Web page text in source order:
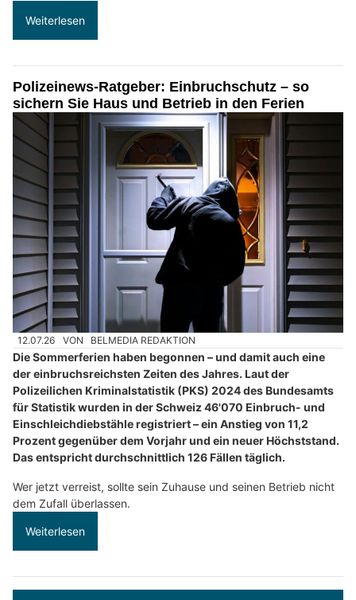
Weiterlesen
Polizeinews-Ratgeber: Einbruchschutz – so
sichern Sie Haus und Betrieb in den Ferien
12.07.26 VON BELMEDIA REDAKTION
Die Sommerferien haben begonnen – und damit auch eine
der einbruchsreichsten Zeiten des Jahres. Laut der
Polizeilichen Kriminalstatistik (PKS) 2024 des Bundesamts
für Statistik wurden in der Schweiz 46'070 Einbruch- und
Einschleichdiebstähle registriert – ein Anstieg von 11,2
Prozent gegenüber dem Vorjahr und ein neuer Höchststand.
Das entspricht durchschnittlich 126 Fällen täglich.
Wer jetzt verreist, sollte sein Zuhause und seinen Betrieb nicht
dem Zufall überlassen.
Weiterlesen